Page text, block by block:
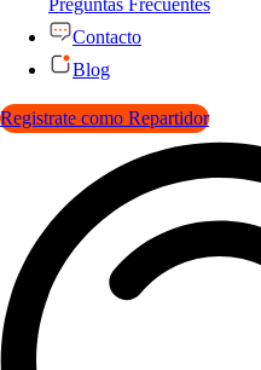
Preguntas Frecuentes
Contacto
Blog
Registrate como Repartidor